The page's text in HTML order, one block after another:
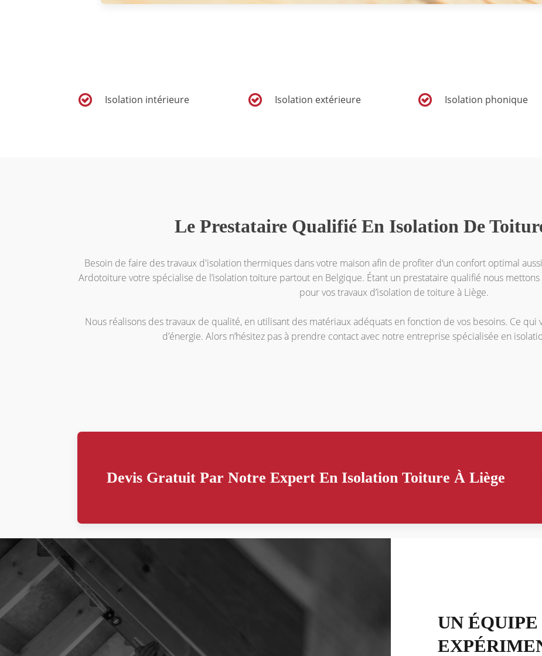
Isolation intérieure Isolation extérieure Isolation phonique
Le Prestataire Qualifié En Isolation De
Besoin de faire des travaux d'isolation thermiques dans votre maison afin de profiter d‘un confort optimal
Ardotoiture votre spécialise de l’isolation toiture partout en Belgique. Étant un prestataire qualifié nous
pour vos travaux d’isolation de toiture à Liège.
Nous réalisons des travaux de qualité, en utilisant des matériaux adéquats en fonction de vos besoins. Ce
d’énergie. Alors n’hésitez pas à prendre contact avec notre entreprise spécialisée en
Devis Gratuit Par Notre Expert En Isolation Toiture À Liège
UN ÉQUIPE